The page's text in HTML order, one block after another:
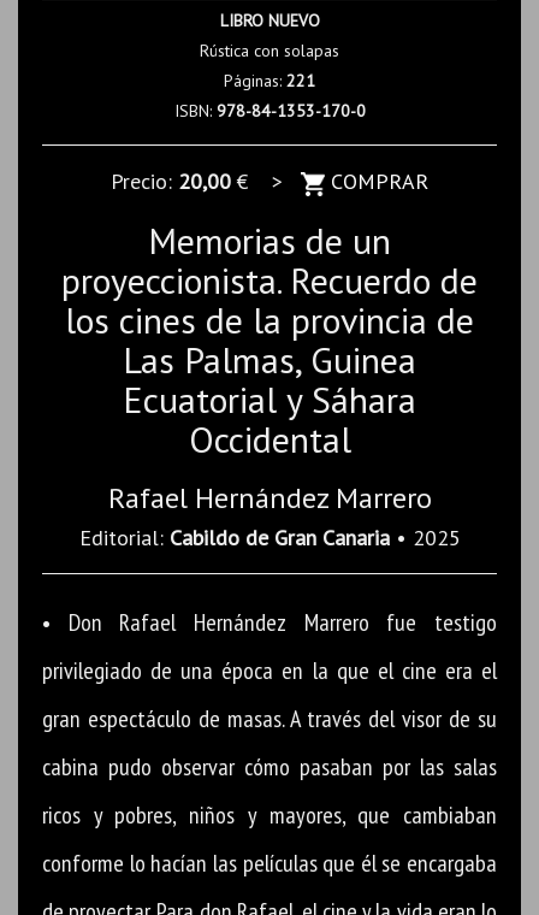
LIBRO NUEVO
Rústica con solapas
Páginas: 221
ISBN: 978-84-1353-170-0
Precio: 20,00€ > COMPRAR
Memorias de un
proyeccionista. Recuerdo de
los cines de la provincia de
Las Palmas, Guinea
Ecuatorial y Sáhara
Occidental
Rafael Hernández Marrero
Editorial: Cabildo de Gran Canaria• 2025
• Don Rafael Hernández Marrero fue testigo
privilegiado de una época en la que el cine era el
gran espectáculo de masas. A través del visor de su
cabina pudo observar cómo pasaban por las salas
ricos y pobres, niños y mayores, que cambiaban
conforme lo hacían las películas que él se encargaba